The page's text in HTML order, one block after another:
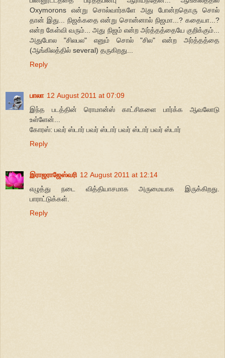
Oxymorons என்று சொல்வார்களே அது போன்றதொரு சொல்
தான் இது... நிஜக்கதை என்று சொன்னால் நிஜமா...? கதையா...?
என்ற கேள்வி வரும்... அது நிஜம் என்ற அர்த்தத்தையே குறிக்கும்...
அதுபோல "சிலபல" எனும் சொல் "சில" என்ற அர்த்தத்தை
(ஆங்கிலத்தில் several) தருகிறது...
Reply
பாலா 12 August 2011 at 07:09
இந்த படத்தின் ரொமான்ஸ் காட்சிகளை பார்க்க ஆவலோடு
உள்ளேன்...
கோரஸ்: பவர் ஸ்டார் பவர் ஸ்டார் பவர் ஸ்டார் பவர் ஸ்டார்
Reply
இராஜராஜேஸ்வரி 12 August 2011 at 12:14
எழுத்து நடை வித்தியாசமாக அருமையாக இருக்கிறது.
பாராட்டுக்கள்.
Reply